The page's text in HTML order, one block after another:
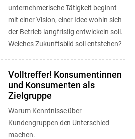
unternehmerische Tätigkeit beginnt
mit einer Vision, einer Idee wohin sich
der Betrieb langfristig entwickeln soll.
Welches Zukunftsbild soll entstehen?
Volltreffer! Konsumentinnen
und Konsumenten als
Zielgruppe
Warum Kenntnisse über
Kundengruppen den Unterschied
machen.